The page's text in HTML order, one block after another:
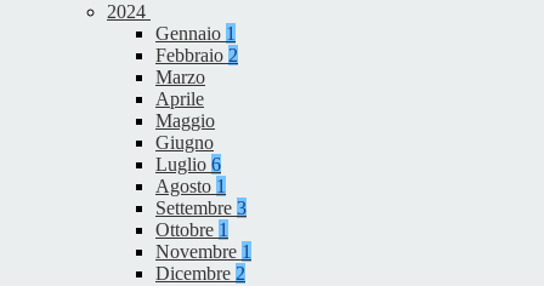
2024
Gennaio 1
Febbraio 2
Marzo
Aprile
Maggio
Giugno
Luglio 6
Agosto 1
Settembre 3
Ottobre 1
Novembre 1
Dicembre 2